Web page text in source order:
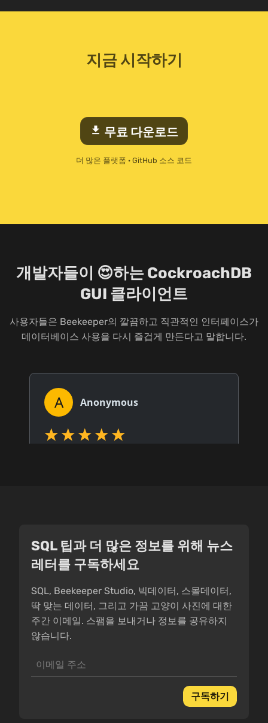
지금 시작하기
download 무료 다운로드
더 많은 플랫폼 · GitHub 소스 코드
개발자들이 😍하는 CockroachDB
GUI 클라이언트
사용자들은 Beekeeper의 깔끔하고 직관적인 인터페이스가
데이터베이스 사용을 다시 즐겁게 만든다고 말합니다.
SQL 팁과 더 많은 정보를 위해 뉴스
레터를 구독하세요
SQL, Beekeeper Studio, 빅데이터, 스몰데이터,
딱 맞는 데이터, 그리고 가끔 고양이 사진에 대한
주간 이메일. 스팸을 보내거나 정보를 공유하지
않습니다.
구독하기